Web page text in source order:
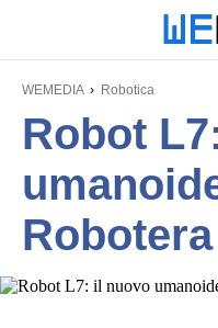
WEMEDIA Robotica
Robot
Robotera